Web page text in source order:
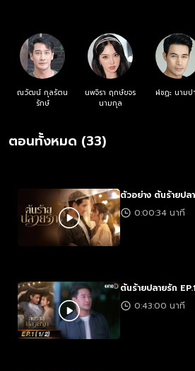
ณวัฒน์ กุลรัตน
รักษ์
นพจิรา ฤกษ์ขจร
นามกุล
ฬชฏะ นามป
ตอนทั้งหมด (33)
ตัวอย่าง ต้นร้ายปล
0:00:34 นาที
ต้นร้ายปลายรัก
0:43:00 นาที